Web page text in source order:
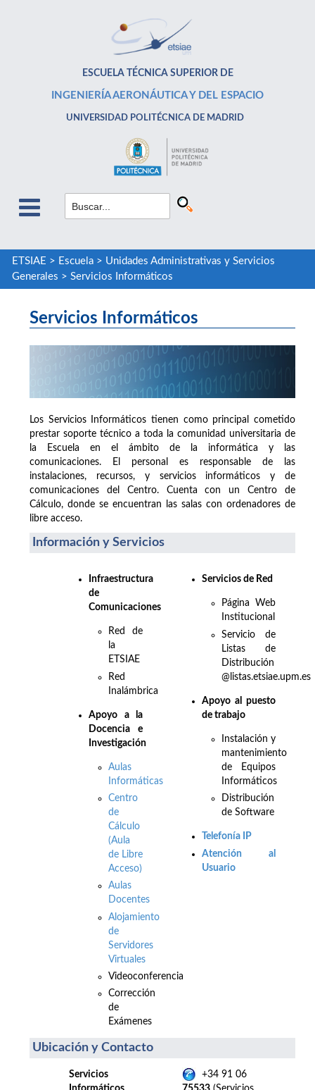
ESCUELA TÉCNICA SUPERIOR DE
INGENIERÍA AERONÁUTICA Y DEL ESPACIO
UNIVERSIDAD POLITÉCNICA DE MADRID
ETSIAE > Escuela> Unidades Administrativas y Servicios
Generales > Servicios Informáticos
Servicios Informáticos
Los Servicios Informáticos tienen como principal cometido
prestar soporte técnico a toda la comunidad universitaria de
la Escuela en el ámbito de la informática y las
comunicaciones. El personal es responsable de las
instalaciones, recursos, y servicios informáticos y de
comunicaciones del Centro. Cuenta con un Centro de
Cálculo, donde se encuentran las salas con ordenadores de
libre acceso.
Información y Servicios
Infraestructura
de
Comunicaciones
Red de
la
ETSIAE
Red
Inalámbrica
Apoyo a la
Docencia e
Investigación
Aulas
Informáticas
Centro
de
Cálculo
(Aula
de Libre
Acceso)
Aulas
Docentes
Alojamiento
de
Servidores
Virtuales
Videoconferencia
Corrección
de
Exámenes
Servicios de Red
Página Web
Institucional
Servicio de
Listas de
Distribución
@listas.etsiae.upm.es
Apoyo al puesto
de trabajo
Instalación y
mantenimiento
de Equipos
Informáticos
Distribución
de Software
Telefonía IP
Atención al
Usuario
Ubicación y Contacto
Servicios
+34 91 06